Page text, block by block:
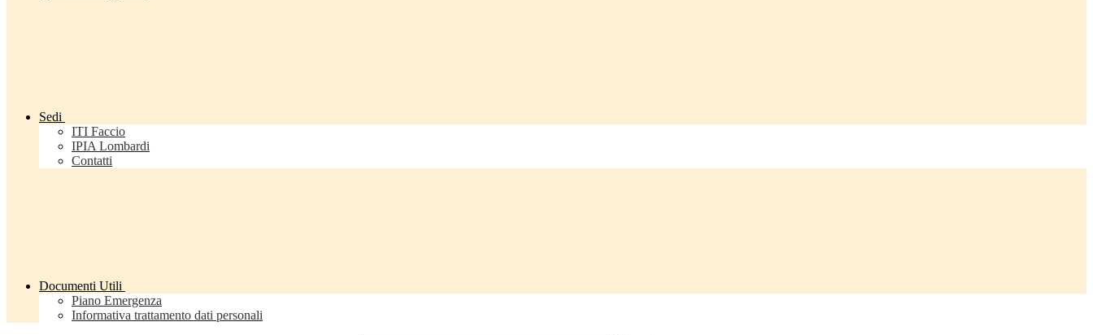
Sedi
ITI Faccio
IPIA Lombardi
Contatti
Documenti Utili
Piano Emergenza
Informativa trattamento dati personali